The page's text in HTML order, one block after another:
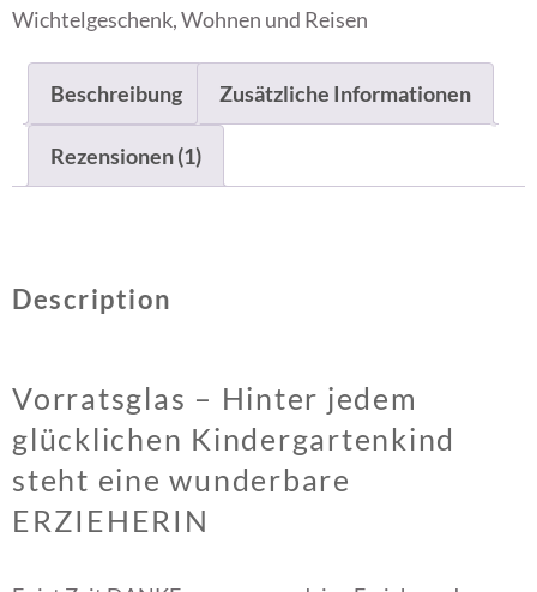
Wichtelgeschenk,Wohnen und Reisen
Beschreibung Zusätzliche Informationen
Rezensionen (1)
Description
Vorratsglas – Hinter jedem
glücklichen Kindergartenkind
steht eine wunderbare
ERZIEHERIN